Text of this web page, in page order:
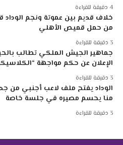
خلاف قديم بين عموتة ونجم الوداد قد
من حمل قميص الأهلي
جماهير الجيش الملكي تطالب
الإعلان عن حكم مواجهة “الكلاسيكو”
الوداد يفتح ملف لاعب أجنبي من
منا يحسم مصيره في جلسة خاصة